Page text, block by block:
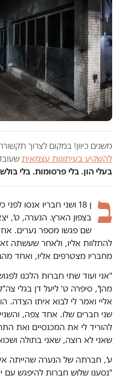
משנים כיוון! במקום לצרוך
להשקיע בעיתונות עצמאית
בעלי הון. בלי פרסומות. בלי
ב בצפון הארץ. הנערה, ט',
שם פגשו מספר נערים.
להתלוות אליו, ולאחר שעשתה
מחבריו מצטרפים אליו, ואחד
"אני ועוד שתי חברות הלכנו
מהן", סיפרה ט' ליעל דן בגלי
אליי ואמר לי לבוא איתו הצדה.
שני חברים שלו. אחד צפה,
להוריד לי את המכנסיים ואת
שאני לא רוצה, שאני בתולה
ע', חברתה של הנערה שהייתה
"נסענו שלוש חברות להיפגש עם